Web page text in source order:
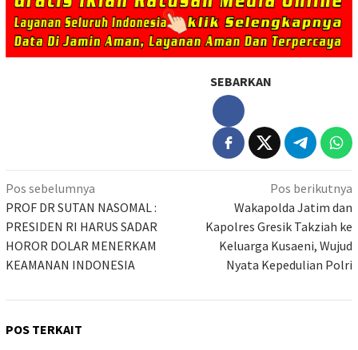
SEBARKAN
Navigasi
pos
Pos sebelumnya
PROF DR SUTAN NASOMAL :
PRESIDEN RI HARUS SADAR
HOROR DOLAR MENERKAM
KEAMANAN INDONESIA
Pos berikutnya
Wakapolda Jatim dan
Kapolres Gresik Takziah ke
Keluarga Kusaeni, Wujud
Nyata Kepedulian Polri
POS TERKAIT